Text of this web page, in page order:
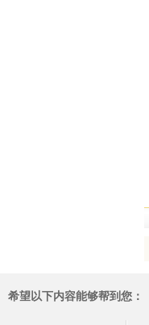
希望以下内容能够帮到您：